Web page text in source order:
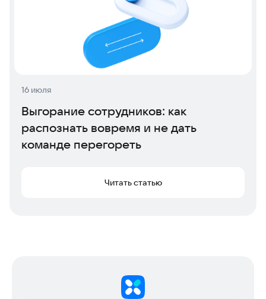
16 июля
Выгорание сотрудников: как
распознать вовремя и не дать
команде перегореть
Читать статью